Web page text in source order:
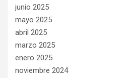
junio 2025
mayo 2025
abril 2025
marzo 2025
enero 2025
noviembre 2024